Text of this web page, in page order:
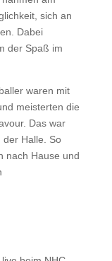
sich an
Dabei
der Spaß im
waren mit
meisterten die
Das war
der Halle. So
nach Hause und